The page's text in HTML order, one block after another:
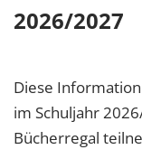
2026/2027
Diese
im Schuljahr
Bücherregal